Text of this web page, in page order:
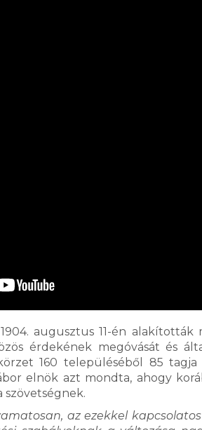
augusztus 11-én
érdekének megóvását és
160 településéből 85
elnök azt mondta, ahogy
szövetségnek.
az ezekkel